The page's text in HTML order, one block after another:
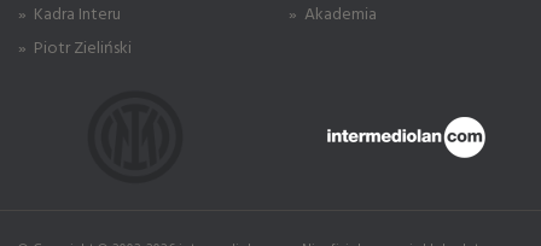
» Kadra Interu
» Piotr Zieliński
» Akademia